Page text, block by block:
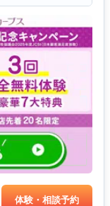
体験・相談予約